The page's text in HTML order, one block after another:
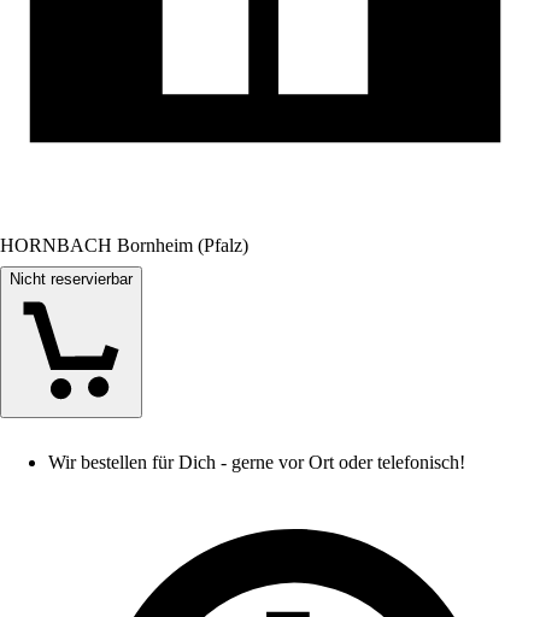
HORNBACH Bornheim (Pfalz)
Nicht reservierbar
Wir bestellen für Dich - gerne vor Ort oder telefonisch!